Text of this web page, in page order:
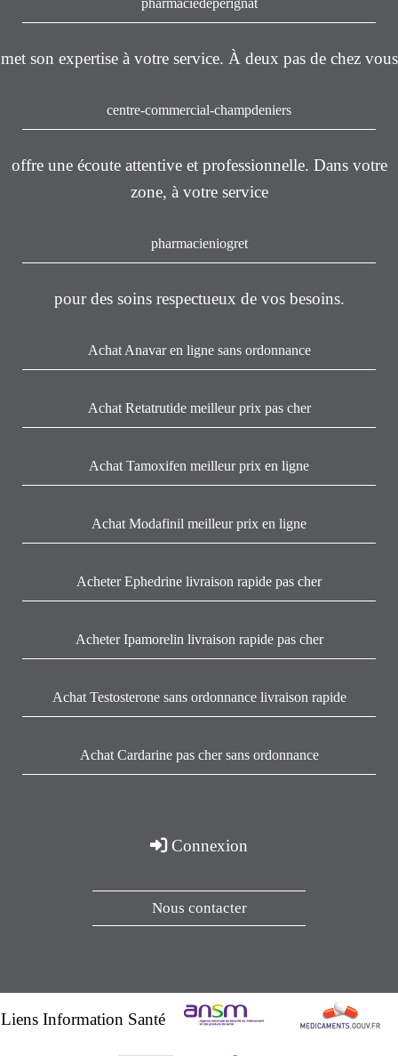
met son expertise à votre service. À deux pas de chez vous
centre-commercial-champdeniers
offre une écoute attentive et professionnelle. Dans votre
zone, à votre service
pharmacieniogret
pour des soins respectueux de vos besoins.
Achat Anavar en ligne sans ordonnance
Achat Retatrutide meilleur prix pas cher
Achat Tamoxifen meilleur prix en ligne
Achat Modafinil meilleur prix en ligne
Acheter Ephedrine livraison rapide pas cher
Acheter Ipamorelin livraison rapide pas cher
Achat Testosterone sans ordonnance livraison rapide
Achat Cardarine pas cher sans ordonnance
Connexion
Nous contacter
Liens Information Santé